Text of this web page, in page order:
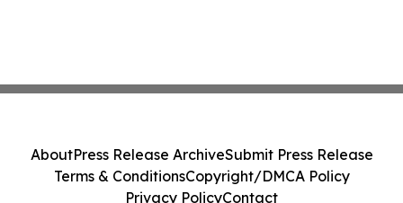
AboutPress Release ArchiveSubmit Press Release
Terms & ConditionsCopyright/DMCA Policy
Privacy PolicyContact